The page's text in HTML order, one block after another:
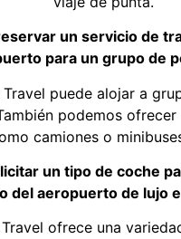
un servicio de
para un grupo de
Travel puede alojar a
podemos
camiones o
un tipo de coche
del aeropuerto de lujo
Travel ofrece una